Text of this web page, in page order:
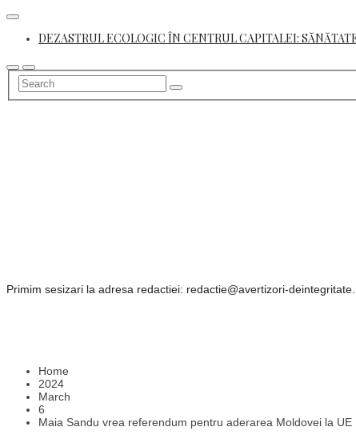
Skip
contentDEZASTRUL ECOLOGIC ÎN CENTRUL CAPITALEI:
Primim sesizari la adresa redactiei: redactie@avertizori-
Home
2024
March
6
Maia Sandu vrea referendum pentru aderarea Moldovei la UE